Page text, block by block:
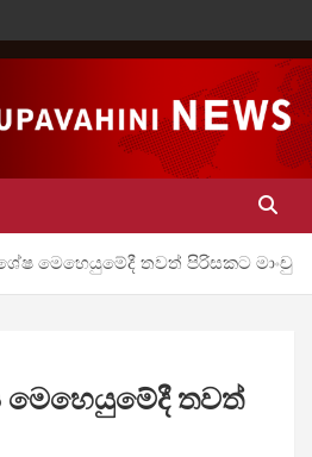
මෙහෙයුමේදී තවත් පිරිසකට මාංචු
තවත්